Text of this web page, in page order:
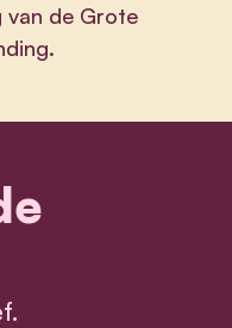
van de Grote